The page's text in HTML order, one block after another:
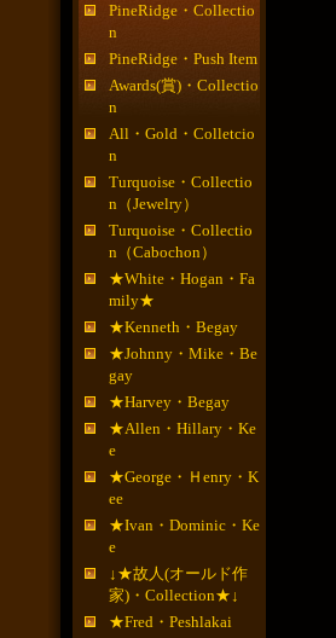
PineRidge・Collectio
n
PineRidge・Push Item
Awards(賞)・Collectio
n
All・Gold・Colletcio
n
Turquoise・Collectio
n（Jewelry）
Turquoise・Collectio
n（Cabochon）
★White・Hogan・Fa
mily★
★Kenneth・Begay
★Johnny・Mike・Be
gay
★Harvey・Begay
★Allen・Hillary・Ke
e
★George・Ｈenry・K
ee
★Ivan・Dominic・Ke
e
↓★故人(オールド作
家)・Collection★↓
★Fred・Peshlakai